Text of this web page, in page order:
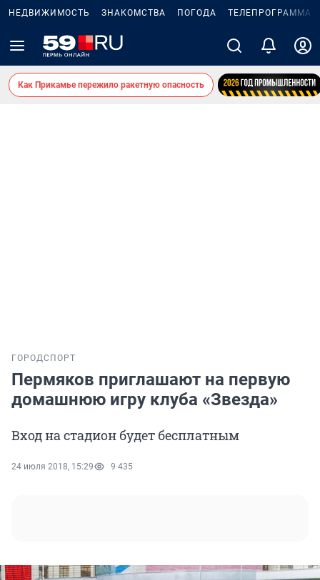
НЕДВИЖИМОСТЬ ЗНАКОМСТВА ПОГОДА ТЕЛЕПРОГРАММА
Как Прикамье пережило ракетную опасность
ГОРОДСПОРТ
Пермяков приглашают на первую
домашнюю игру клуба «Звезда»
Вход на стадион будет бесплатным
24 июля 2018, 15:29 9 435